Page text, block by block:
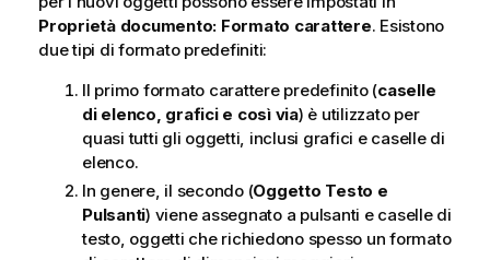
Proprietà documento: Formato carattere. Esistono
due tipi di formato predefiniti:
Il primo formato carattere predefinito (caselle
di elenco, grafici e così via) è utilizzato per
quasi tutti gli oggetti, inclusi grafici e caselle di
elenco.
In genere, il secondo (Oggetto Testo e
Pulsanti) viene assegnato a pulsanti e caselle di
testo, oggetti che richiedono spesso un formato